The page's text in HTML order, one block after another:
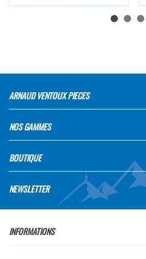
ARNAUD VENTOUX PIECES
NOS GAMMES
BOUTIQUE
NEWSLETTER
INFORMATIONS